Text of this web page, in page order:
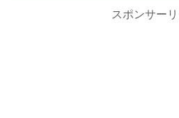
スポンサー